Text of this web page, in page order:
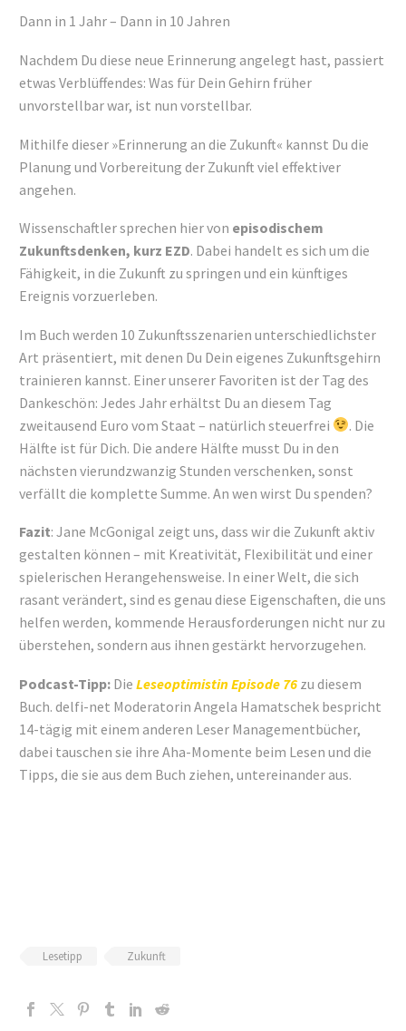
Dann in 1 Jahr – Dann in 10 Jahren
Nachdem Du diese neue Erinnerung angelegt hast, passiert
etwas Verblüffendes: Was für Dein Gehirn früher
unvorstellbar war, ist nun vorstellbar.
Mithilfe dieser »Erinnerung an die Zukunft« kannst Du die
Planung und Vorbereitung der Zukunft viel effektiver
angehen.
Wissenschaftler sprechen hier von episodischem
Zukunftsdenken, kurz EZD. Dabei handelt es sich um die
Fähigkeit, in die Zukunft zu springen und ein künftiges
Ereignis vorzuerleben.
Im Buch werden 10 Zukunftsszenarien unterschiedlichster
Art präsentiert, mit denen Du Dein eigenes Zukunftsgehirn
trainieren kannst. Einer unserer Favoriten ist der Tag des
Dankeschön: Jedes Jahr erhältst Du an diesem Tag
zweitausend Euro vom Staat – natürlich steuerfrei
. Die
Hälfte ist für Dich. Die andere Hälfte musst Du in den
nächsten vierundzwanzig Stunden verschenken, sonst
verfällt die komplette Summe. An wen wirst Du spenden?
Fazit: Jane McGonigal zeigt uns, dass wir die Zukunft aktiv
gestalten können – mit Kreativität, Flexibilität und einer
spielerischen Herangehensweise. In einer Welt, die sich
rasant verändert, sind es genau diese Eigenschaften, die uns
helfen werden, kommende Herausforderungen nicht nur zu
überstehen, sondern aus ihnen gestärkt hervorzugehen.
Podcast-Tipp: Die Leseoptimistin Episode 76zu diesem
Buch. delfi-net Moderatorin Angela Hamatschek bespricht
14-tägig mit einem anderen Leser Managementbücher,
dabei tauschen sie ihre Aha-Momente beim Lesen und die
Tipps, die sie aus dem Buch ziehen, untereinander aus.
Lesetipp Zukunft